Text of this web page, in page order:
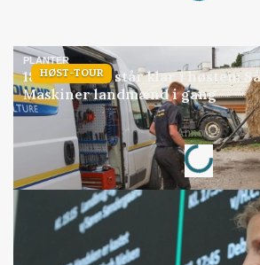
HØST-TOUR
PLANTER
18 montører står klar i høsten:
Maskiner landmænd i gang
Annonce
Loading...